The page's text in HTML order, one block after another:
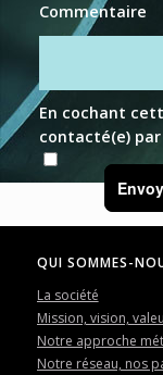
Commentaire
En cochant
contacté(e) par
QUI SOMMES-
La société
Mission, vision,
Notre approche
Notre réseau, nos